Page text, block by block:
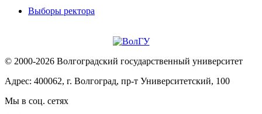
Выборы ректора
© 2000-2026 Волгоградский государственный университет
Адрес: 400062, г. Волгоград, пр-т Университетский, 100
Мы в соц. сетях